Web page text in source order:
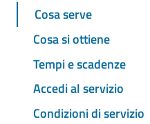
Cosa serve
Cosa si ottiene
Tempi e scadenze
Accedi al servizio
Condizioni di servizio